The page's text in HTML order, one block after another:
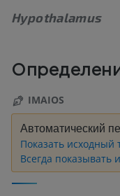
Hypothalamus
IMAIOS
Автоматический
Показать исходный
Всегда показывать